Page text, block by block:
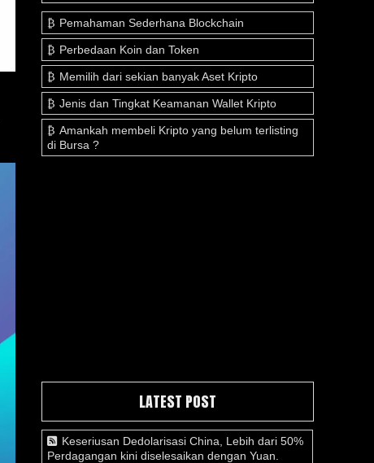
Pemahaman Sederhana Blockchain
Perbedaan Koin dan Token
Memilih dari sekian banyak Aset Kripto
Jenis dan Tingkat Keamanan Wallet Kripto
Amankah membeli Kripto yang belum terlisting
di Bursa ?
LATEST POST
Keseriusan Dedolarisasi China, Lebih dari 50%
Perdagangan kini diselesaikan dengan Yuan.